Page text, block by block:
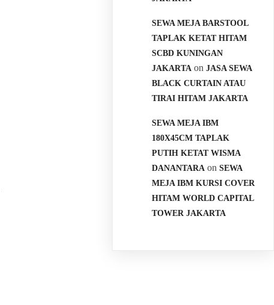
SEWA MEJA BARSTOOL
TAPLAK KETAT HITAM
SCBD KUNINGAN
JAKARTA onJASA SEWA
BLACK CURTAIN ATAU
TIRAI HITAM JAKARTA
SEWA MEJA IBM
180X45CM TAPLAK
PUTIH KETAT WISMA
DANANTARA onSEWA
MEJA IBM KURSI COVER
HITAM WORLD CAPITAL
TOWER JAKARTA